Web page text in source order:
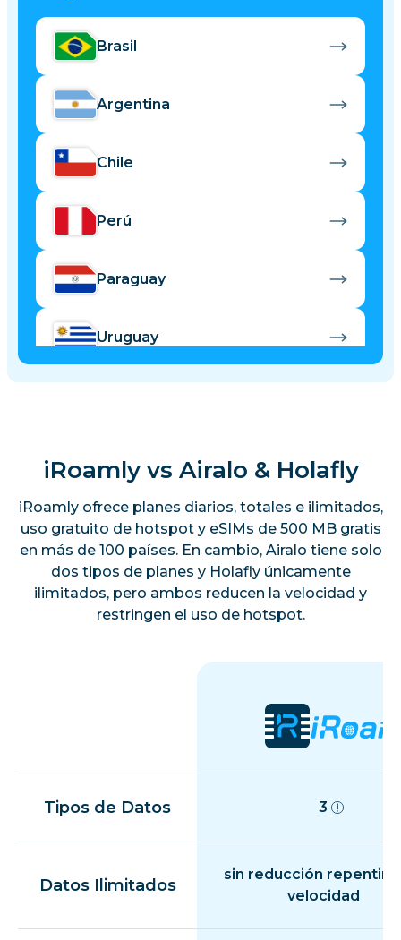
Brasil
Argentina
Chile
Perú
Paraguay
Uruguay
iRoamly vs Airalo & Holafly
iRoamly ofrece planes diarios, totales e ilimitados,
uso gratuito de hotspot y eSIMs de 500 MB gratis
en más de 100 países. En cambio, Airalo tiene solo
dos tipos de planes y Holafly únicamente
ilimitados, pero ambos reducen la velocidad y
restringen el uso de hotspot.
Tipos de Datos 3
Datos Ilimitados
sin reducción
velocidad